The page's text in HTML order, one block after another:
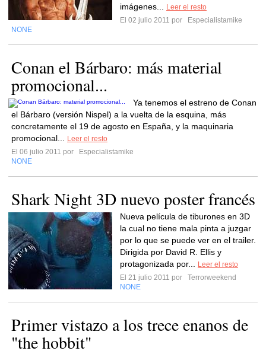
imágenes...
Leer el resto
El 02 julio 2011 por
Especialistamike
NONE
Conan el Bárbaro: más material
promocional...
Ya tenemos el estreno de Conan
el Bárbaro (versión Nispel) a la vuelta de la esquina, más
concretamente el 19 de agosto en España, y la maquinaria
promocional...
Leer el resto
El 06 julio 2011 por
Especialistamike
NONE
Shark Night 3D nuevo poster francés
Nueva película de tiburones en 3D
la cual no tiene mala pinta a juzgar
por lo que se puede ver en el trailer.
Dirigida por David R. Ellis y
protagonizada por...
Leer el resto
El 21 julio 2011 por
Terrorweekend
NONE
Primer vistazo a los trece enanos de
"the hobbit"